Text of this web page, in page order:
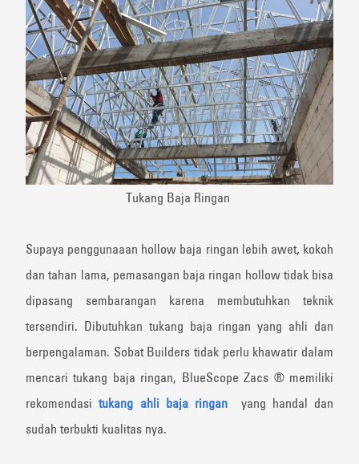
Tukang Baja Ringan
Supaya penggunaaan hollow baja ringan lebih awet, kokoh
dan tahan lama, pemasangan baja ringan hollow tidak bisa
dipasang sembarangan karena membutuhkan teknik
tersendiri. Dibutuhkan tukang baja ringan yang ahli dan
berpengalaman. Sobat Builders tidak perlu khawatir dalam
mencari tukang baja ringan, BlueScope Zacs ®️ memiliki
rekomendasitukang ahli baja ringan yang handal dan
sudah terbukti kualitas nya.